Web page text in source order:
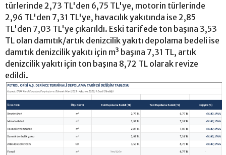
türlerinde 2,73 TL'den 6,75 TL'ye, motorin türlerinde
2,96 TL'den 7,31 TL'ye, havacılık yakıtında ise 2,85
TL'den 7,03 TL'ye çıkarıldı. Eski tarifede ton başına 3,53
TL olan damıtık/artık denizcilik yakıtı depolama bedeli ise
damıtık denizcilik yakıtı için m³ başına 7,31 TL, artık
denizcilik yakıtı için ton başına 8,72 TL olarak revize
edildi.